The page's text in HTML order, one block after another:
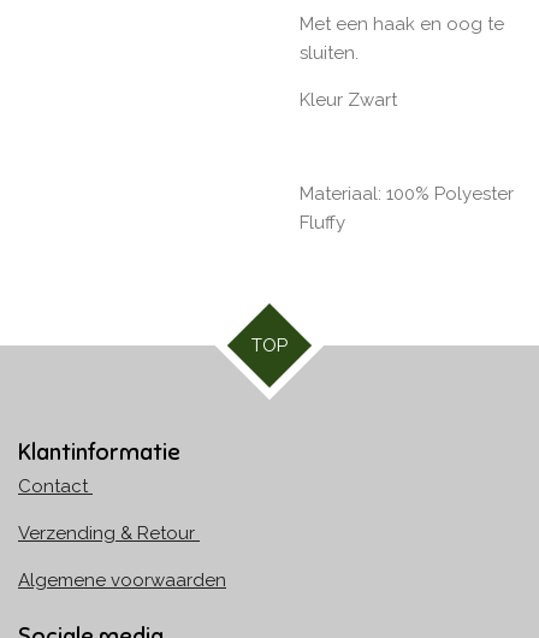
Met een haak en oog te
sluiten.
Kleur Zwart
Materiaal: 100% Polyester
Fluffy
TOP
Klantinformatie
Contact
Verzending & Retour
Algemene voorwaarden